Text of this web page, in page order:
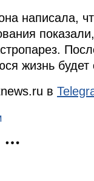
написала,
жизнь будет
в